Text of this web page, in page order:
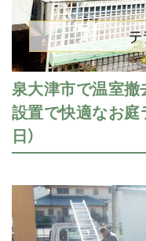
泉大津市で温室
設置で快適なお
日）